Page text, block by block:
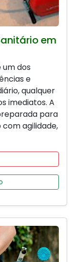
em
dos
e
qualquer
imediatos. A
para
agilidade,